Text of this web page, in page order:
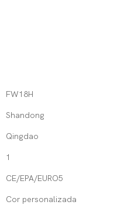
FW18H
Shandong
Qingdao
1
CE/EPA/EURO5
Cor personalizada